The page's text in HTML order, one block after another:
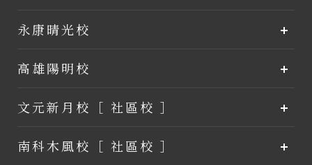
永康晴光校
高雄陽明校
文元新月校［ 社區校 ］
南科木風校［ 社區校 ］